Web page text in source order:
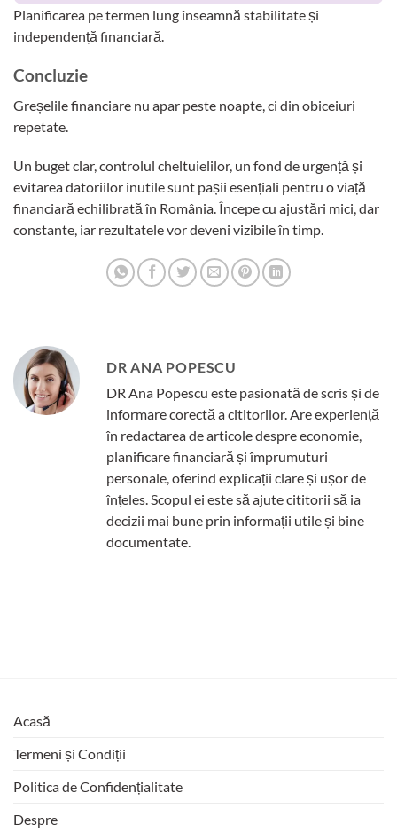
Planificarea pe termen lung înseamnă stabilitate și
independență financiară.
Concluzie
Greșelile financiare nu apar peste noapte, ci din obiceiuri
repetate.
Un buget clar, controlul cheltuielilor, un fond de urgență și
evitarea datoriilor inutile sunt pașii esențiali pentru o viață
financiară echilibrată în România. Începe cu ajustări mici, dar
constante, iar rezultatele vor deveni vizibile în timp.
DR ANA POPESCU
DR Ana Popescu este pasionată de scris și de
informare corectă a cititorilor. Are experiență
în redactarea de articole despre economie,
planificare financiară și împrumuturi
personale, oferind explicații clare și ușor de
înțeles. Scopul ei este să ajute cititorii să ia
decizii mai bune prin informații utile și bine
documentate.
Acasă
Termeni și Condiții
Politica de Confidențialitate
Despre